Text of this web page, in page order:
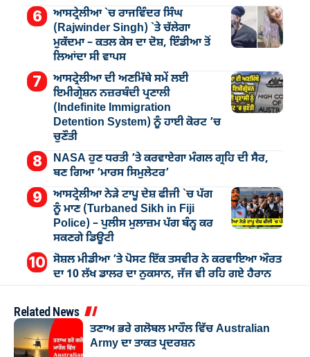
ਆਸਟ੍ਰੇਲੀਆ `ਚ ਰਾਜਵਿੰਦਰ ਸਿੰਘ
(Rajwinder Singh) `ਤੇ ਚੱਲੇਗਾ
ਮੁੁਕੱਦਮਾ – ਕਤਲ ਕੇਸ ਦਾ ਦੋਸ਼, ਇੰਡੀਆ ਤੋਂ
ਲਿਆਂਦਾ ਸੀ ਵਾਪਸ
ਆਸਟ੍ਰੇਲੀਆ ਦੀ ਅਣਮਿੱਥੇ ਸਮੇਂ ਲਈ
ਇਮੀਗ੍ਰੇਸ਼ਨ ਨਜ਼ਰਬੰਦੀ ਪ੍ਰਣਾਲੀ
(Indefinite Immigration
Detention System) ਨੂੰ ਹਾਈ ਕੋਰਟ ’ਚ
ਚੁਣੌਤੀ
NASA ਹੁਣ ਧਰਤੀ ’ਤੇ ਕਰਵਾਏਗਾ ਮੰਗਲ ਗ੍ਰਹਿ ਦੀ ਸੈਰ,
ਬਣ ਗਿਆ ‘ਮਾਰਸ ਸਿਮੁਲੇਟਰ’
ਆਸਟ੍ਰੇਲੀਆ ਨੇੜੇ ਟਾਪੂ ਦੇਸ਼ ਫੀਜੀ `ਚ ਪੱਗ
ਨੂੰ ਮਾਣ (Turbaned Sikh in Fiji
Police) – ਪੁਲੀਸ ਮੁਲਾਜ਼ਮ ਪੱਗ ਬੰਨ੍ਹ ਕਰ
ਸਕਣਗੇ ਡਿਊਟੀ
ਸੋਸ਼ਲ ਮੀਡੀਆ ’ਤੇ ਪੋਸਟ ਇੱਕ ਤਸਵੀਰ ਨੇ ਕਰਵਾਇਆ ਔਰਤ
ਦਾ 10 ਲੱਖ ਡਾਲਰ ਦਾ ਨੁਕਸਾਨ, ਜੱਜ ਵੀ ਰਹਿ ਗਏ ਹੈਰਾਨ
Related News
ਤਣਾਅ ਭਰੇ ਗਲੋਬਲ ਮਾਹੌਲ ਵਿੱਚ Australian
Army ਦਾ ਤਾਕਤ ਪ੍ਰਦਰਸ਼ਨ